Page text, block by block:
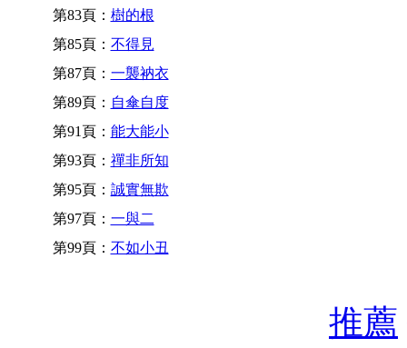
第83頁： 樹的根
第85頁： 不得見
第87頁： 一襲衲衣
第89頁： 自傘自度
第91頁： 能大能小
第93頁： 禪非所知
第95頁： 誠實無欺
第97頁： 一與二
第99頁： 不如小丑
推薦